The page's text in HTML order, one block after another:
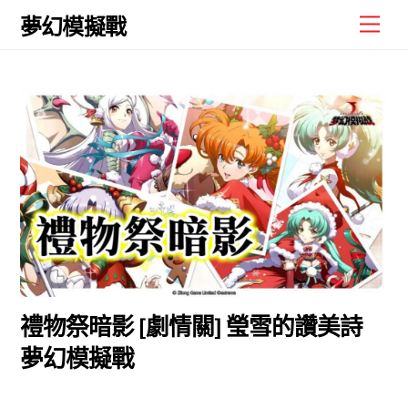
Skip
夢幻模擬戰
禮物祭暗影 [劇情關] 瑩雪的讚美詩
夢幻模擬戰